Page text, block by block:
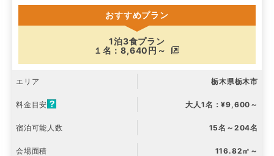
おすすめプラン
1泊3食プラン
１名：8,640円～
エリア 栃木県栃木市
料金目安 大人1名：¥9,600～
宿泊可能人数 15名～204名
会場面積 116.82㎡～